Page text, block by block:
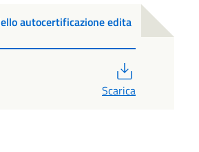
autocertificazione edita
Scarica